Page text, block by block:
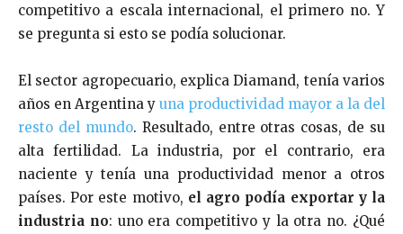
competitivo a escala internacional, el primero no. Y
se pregunta si esto se podía solucionar.
El sector agropecuario, explica Diamand, tenía varios
años en Argentina y una productividad mayor a la del
resto del mundo. Resultado, entre otras cosas, de su
alta fertilidad. La industria, por el contrario, era
naciente y tenía una productividad menor a otros
países. Por este motivo, el agro podía exportar y la
industria no: uno era competitivo y la otra no. ¿Qué